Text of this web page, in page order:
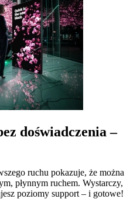
doświadczenia –
ruchu pokazuje, że można
płynnym ruchem. Wystarczy,
poziomy support – i gotowe!